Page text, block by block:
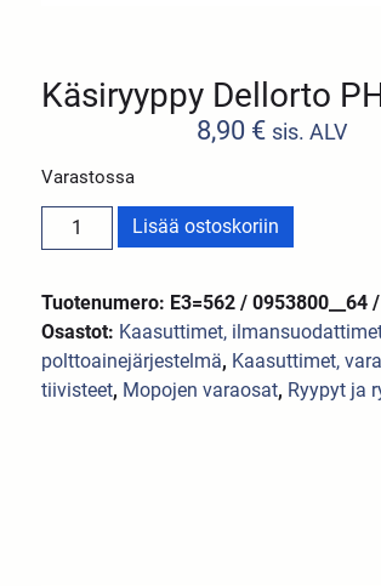
Käsiryyppy Dellorto
8,90 € sis. ALV
Varastossa
Lisää ostoskoriin
Tuotenumero: E3=562 / 0953800__64
Osastot: Kaasuttimet,
polttoainejärjestelmä, Kaasuttimet,
tiivisteet, Mopojen varaosat, Ryypyt ja